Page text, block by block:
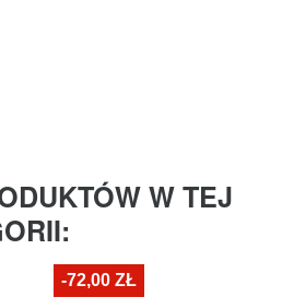
W TEJ
-72,00 ZŁ